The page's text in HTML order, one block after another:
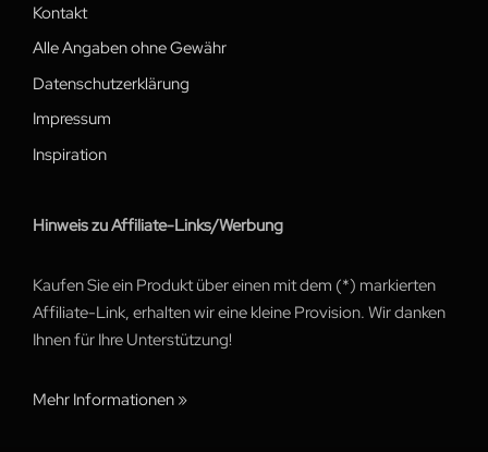
Kontakt
Alle Angaben ohne Gewähr
Datenschutzerklärung
Impressum
Inspiration
Hinweis zu Affiliate-Links/Werbung
Kaufen Sie ein Produkt über einen mit dem (*) markierten
Affiliate-Link, erhalten wir eine kleine Provision. Wir danken
Ihnen für Ihre Unterstützung!
Mehr Informationen »